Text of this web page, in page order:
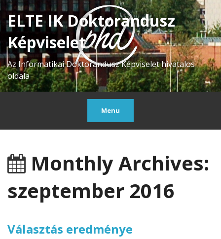
ELTE IK Doktorandusz
Képviselet
Az Informatikai Doktorandusz Képviselet hivatalos
oldala
Menu
Monthly Archives:
szeptember 2016
Választás eredménye